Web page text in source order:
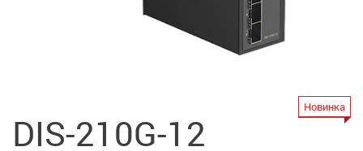
DIS-210G-12
Новинка